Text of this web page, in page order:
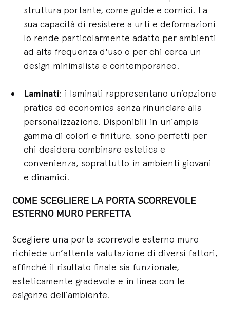
struttura portante, come guide e cornici. La
sua capacità di resistere a urti e deformazioni
lo rende particolarmente adatto per ambienti
ad alta frequenza d'uso o per chi cerca un
design minimalista e contemporaneo.
Laminati: i laminati rappresentano un’opzione
pratica ed economica senza rinunciare alla
personalizzazione. Disponibili in un’ampia
gamma di colori e finiture, sono perfetti per
chi desidera combinare estetica e
convenienza, soprattutto in ambienti giovani
e dinamici.
COME SCEGLIERE LA PORTA SCORREVOLE
ESTERNO MURO PERFETTA
Scegliere una porta scorrevole esterno muro
richiede un’attenta valutazione di diversi fattori,
affinché il risultato finale sia funzionale,
esteticamente gradevole e in linea con le
esigenze dell’ambiente.